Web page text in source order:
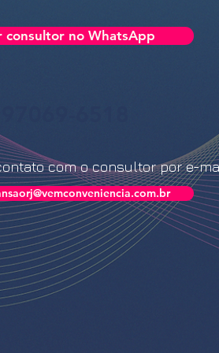
consultor no WhatsApp
6518
com o consultor por e-